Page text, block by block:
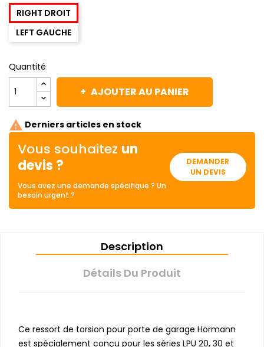
RIGHT DROIT
LEFT GAUCHE
Quantité
AJOUTER AU PANIER
 Derniers articles en stock
Vous souhaitez un
devis ?
Vous avez une demande spécifique ? Un
besoin urgent ?
DEMANDER
UN DEVIS
Description
Détails Du Produit
Ce ressort de torsion pour porte de garage Hörmann
est spécialement conçu pour les séries LPU 20, 30 et